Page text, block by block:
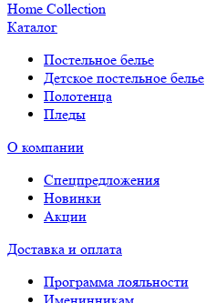
Каталог
Постельное белье
Детское постельное белье
Полотенца
Пледы
О компании
Спецпредложения
Новинки
Акции
Доставка и оплата
Программа лояльности
Именинникам